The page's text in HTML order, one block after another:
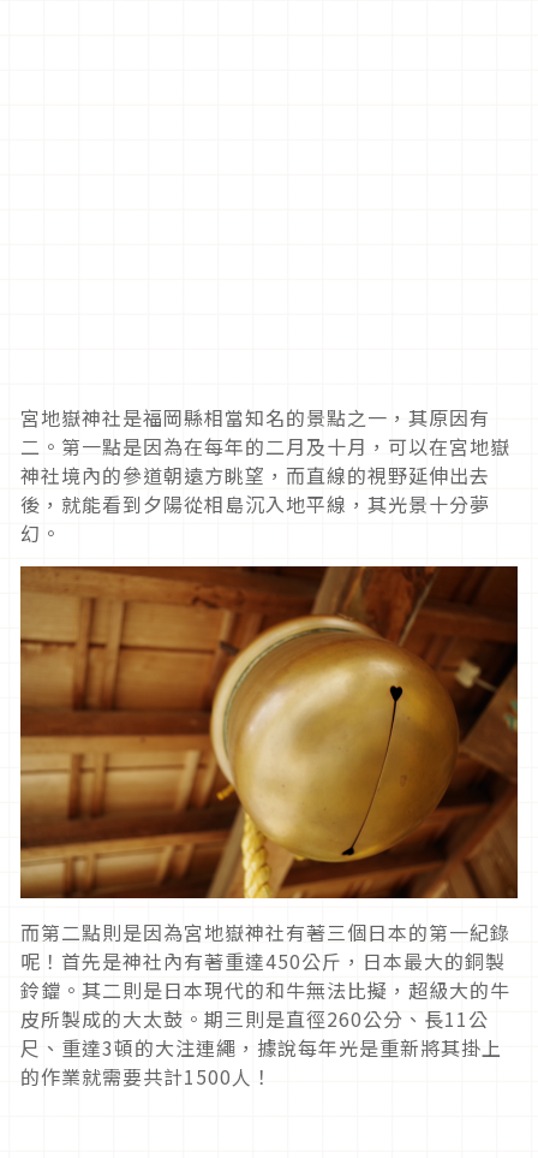
宮地嶽神社是福岡縣相當知名的景點之一，其原因有
二。第一點是因為在每年的二月及十月，可以在宮地嶽
神社境內的參道朝遠方眺望，而直線的視野延伸出去
後，就能看到夕陽從相島沉入地平線，其光景十分夢
幻。
而第二點則是因為宮地嶽神社有著三個日本的第一紀錄
呢！首先是神社內有著重達450公斤，日本最大的銅製
鈴鐺。其二則是日本現代的和牛無法比擬，超級大的牛
皮所製成的大太鼓。期三則是直徑260公分、長11公
尺、重達3頓的大注連繩，據說每年光是重新將其掛上
的作業就需要共計1500人！